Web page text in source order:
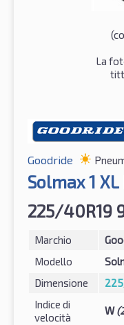
La
Goodride
Solmax 1 XL
225/40R19
Marchio
Modello
Dimensione
Indice di
velocità
W